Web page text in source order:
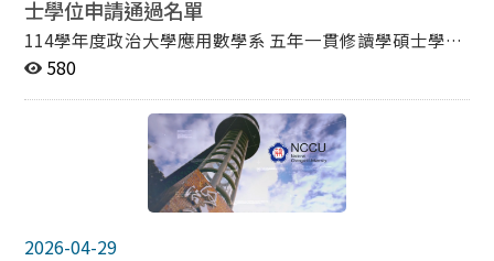
士學位申請通過名單
114學年度政治大學應用數學系 五年一貫修讀學碩士學位
申請通過名單 編號 姓名 1 王O翔 2 楊O維 3 蘇O璿 4 蕭O
修生資格，唯仍須於學士班四年修業期限屆滿(含)前取得
學士學位，並參加本校碩士班甄試入學考試或一般生入學
考試，經錄取後始正式取得碩士班研究生資格。 其他有關
修課及抵免問題，請參閱本系五年一貫修讀學、碩士學位
鼓勵辦法。若有問題，請洽詢系辦公室。
580
2026-04-29